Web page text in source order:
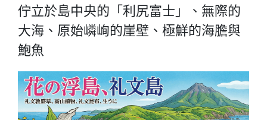
佇立於島中央的「利尻富士」、無際的
大海、原始嶙峋的崖壁、極鮮的海膽與
鮑魚